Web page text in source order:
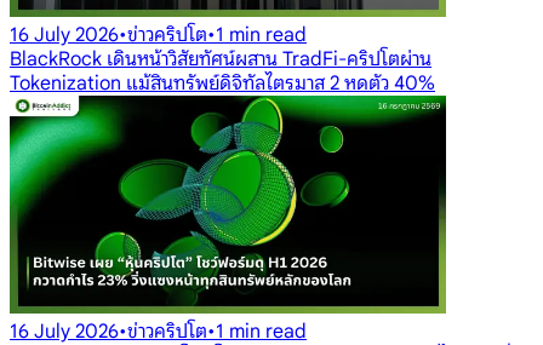
16 July 2026•ข่าวคริปโต•1 min read
BlackRock เดินหน้าวิสัยทัศน์ผสาน TradFi-คริปโตผ่าน
Tokenization แม้สินทรัพย์ดิจิทัลไตรมาส 2 หดตัว 40%
16 July 2026•ข่าวคริปโต•1 min read